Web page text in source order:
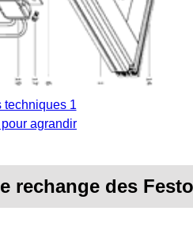
techniques 1
agrandir
rechange des